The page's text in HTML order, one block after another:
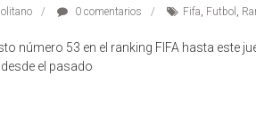
0 comentarios Fifa, Futbol ,
número 53 en el ranking FIFA hasta este
el pasado